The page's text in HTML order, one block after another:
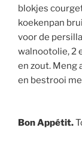
blokjes
koekenpan
voor de
walnootolie, 2
en zout. Meng
en bestrooi
Bon Appétit.